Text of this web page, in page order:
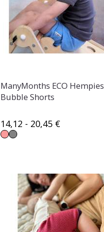
ManyMonths ECO Hempies
Bubble Shorts
14,12 - 20,45 €